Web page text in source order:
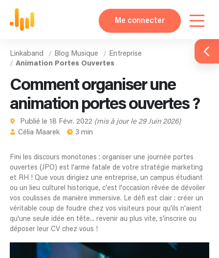
Me connecter
Linkaband Blog Musique
Entreprise
Animation Portes Ouvertes
Comment organiser une
animation portes ouvertes ?
Publié le 18 Févr. 2022 (mis à jour le 29 Juin 2026)
Célia Maarek
3 min
Fini les discours monotones : organiser une journée portes
ouvertes (JPO) est l'arme fatale de votre stratégie marketing
et RH ! Que vous dirigiez une entreprise, un campus étudiant
ou un lieu culturel historique, c'est l'occasion rêvée de dévoiler
vos coulisses de manière immersive. Le défi est clair : créer un
véritable coup de foudre chez vos visiteurs pour qu'ils n'aient
qu'une seule idée en tête... revenir au plus vite, s'inscrire ou
déposer leur CV chez vous !